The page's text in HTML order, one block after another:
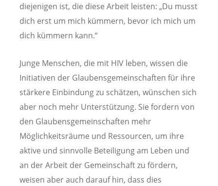
diejenigen ist, die diese Arbeit leisten: „Du musst
dich erst um mich kümmern, bevor ich mich um
dich kümmern kann.“
Junge Menschen, die mit HIV leben, wissen die
Initiativen der Glaubensgemeinschaften für ihre
stärkere Einbindung zu schätzen, wünschen sich
aber noch mehr Unterstützung. Sie fordern von
den Glaubensgemeinschaften mehr
Möglichkeitsräume und Ressourcen, um ihre
aktive und sinnvolle Beteiligung am Leben und
an der Arbeit der Gemeinschaft zu fördern,
weisen aber auch darauf hin, dass dies